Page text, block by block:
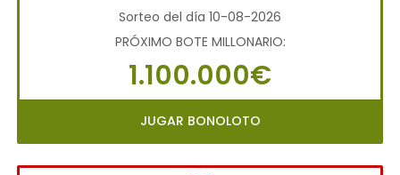
Sorteo del día 10-08-2026
PRÓXIMO BOTE MILLONARIO:
1.100.000€
JUGAR BONOLOTO